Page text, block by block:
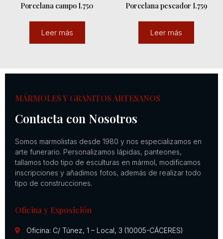
Porcelana campo I.750
Leer más
Porcelana pescador I.759
Leer más
MÁRMOLES Y GRANITOS ARTESANOS
Contacta con Nosotros
Somos marmolistas desde 1980 y nos especializamos en
arte funerario. Personalizamos lápidas, panteones,
tallamos todo tipo de esculturas en mármol, modificamos
inscripciones y añadimos fotos, además de realizar todo
tipo de construcciones.
Oficina y Exposición
Oficina: C/ Túnez, 1 – Local, 3 (10005-CÁCERES)